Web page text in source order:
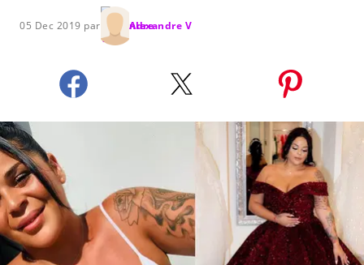
05 Dec 2019 par Alexandre V